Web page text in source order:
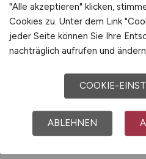
Aktuelle
und
"Alle akzeptieren" klicken,
Cookies zu. Unter dem Link
jeder Seite können Sie Ihre
nachträglich aufrufen und
COOKIE-
ABLEHNEN